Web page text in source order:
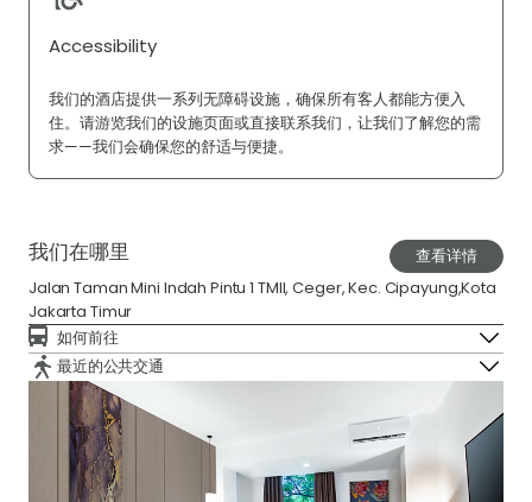
Accessibility
我们的酒店提供一系列无障碍设施，确保所有客人都能方便入
住。请游览我们的设施页面或直接联系我们，让我们了解您的需
求——我们会确保您的舒适与便捷。
我们在哪里
查看详情
Jalan Taman Mini Indah Pintu 1 TMII, Ceger, Kec. Cipayung,Kota
Jakarta Timur
如何前往
最近的公共交通